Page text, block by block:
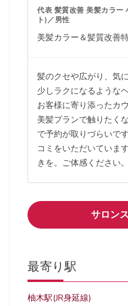
代表 髪質改善 美髪カラ
ト)／男性
美髪カラー＆髪質改善
髪のクセや広がり、気
少しラクになるような
お客様に寄り添ったカ
美髪プランで触りたく
で予約が取りづらいで
コミをいただいていま
きを。ご体感ください
サロン
最寄り駅
柚木駅(JR身延線)